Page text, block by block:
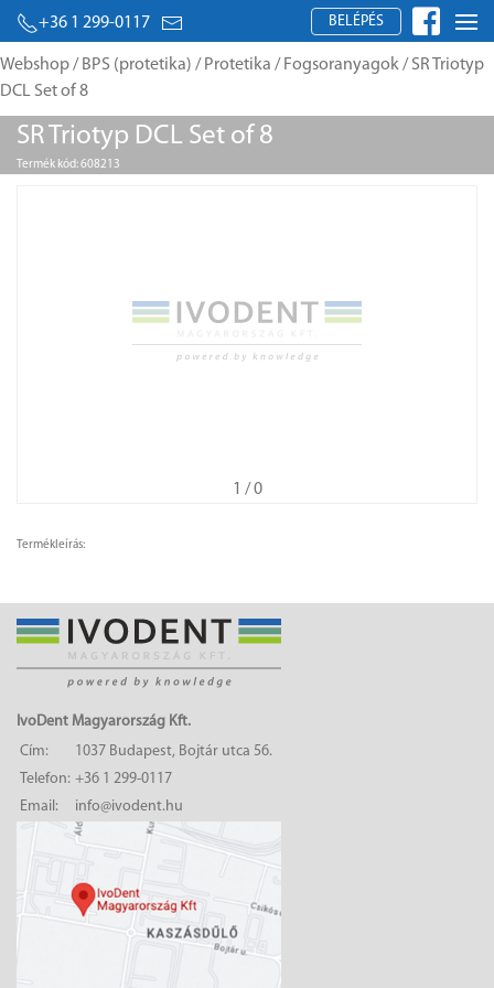
+36 1 299-0117 BELÉPÉS
Webshop/ BPS (protetika) / Protetika / Fogsoranyagok/ SR Triotyp
DCL Set of 8
SR Triotyp DCL Set of 8
Termék kód: 608213
1 / 0
Termékleírás:
IvoDent Magyarország Kft.
Cím:
1037 Budapest, Bojtár utca 56.
Telefon: +36 1 299-0117
Email:
info@ivodent.hu